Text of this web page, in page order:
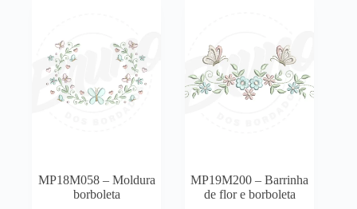
MP18M058 – Moldura
borboleta
MP19M200 – Barrinha
de flor e borboleta